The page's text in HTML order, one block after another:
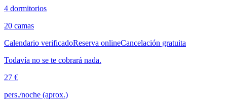
4 dormitorios
20 camas
Calendario verificadoReserva onlineCancelación gratuita
Todavía no se te cobrará nada.
27 €
pers./noche (aprox.)